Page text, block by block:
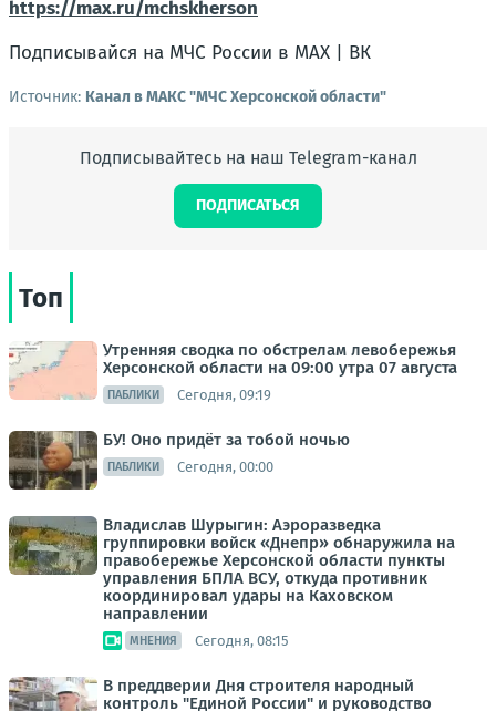
https://max.ru/mchskherson
Подписывайся на МЧС России в MAX | ВК
Источник: Канал в МАКС "МЧС Херсонской области"
Подписывайтесь на наш Telegram-канал
ПОДПИСАТЬСЯ
Топ
Утренняя сводка по обстрелам левобережья
Херсонской области на 09:00 утра 07 августа
ПАБЛИКИ Сегодня, 09:19
БУ! Оно придёт за тобой ночью
ПАБЛИКИ Сегодня, 00:00
Владислав Шурыгин: Аэроразведка
группировки войск «Днепр» обнаружила на
правобережье Херсонской области пункты
управления БПЛА ВСУ, откуда противник
координировал удары на Каховском
направлении
МНЕНИЯ Сегодня, 08:15
В преддверии Дня строителя народный
контроль "Единой России" и руководство